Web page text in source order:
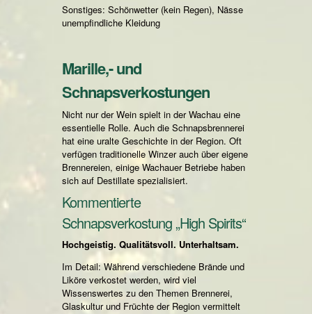
Sonstiges: Schönwetter (kein Regen), Nässe
unempfindliche Kleidung
Marille,- und
Schnapsverkostungen
Nicht nur der Wein spielt in der Wachau eine
essentielle Rolle. Auch die Schnapsbrennerei
hat eine uralte Geschichte in der Region. Oft
verfügen traditionelle Winzer auch über eigene
Brennereien, einige Wachauer Betriebe haben
sich auf Destillate spezialisiert.
Kommentierte
Schnapsverkostung „High Spirits“
Hochgeistig. Qualitätsvoll. Unterhaltsam.
Im Detail: Während verschiedene Brände und
Liköre verkostet werden, wird viel
Wissenswertes zu den Themen Brennerei,
Glaskultur und Früchte der Region vermittelt